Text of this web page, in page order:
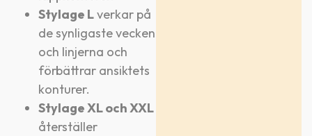
Stylage Lverkar på
de synligaste vecken
och linjerna och
förbättrar ansiktets
konturer.
Stylage XL och XXL
återställer